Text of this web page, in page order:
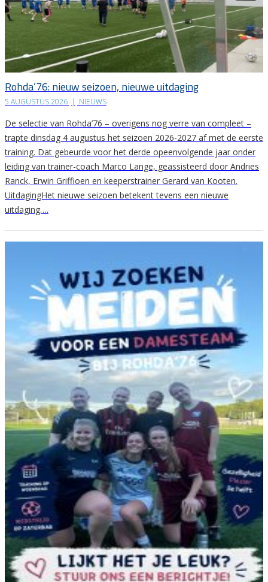
Rohda’76: nieuw seizoen, nieuwe uitdaging
5 AUGUSTUS 2026 NIEUWS
De selectie van Rohda’76 – overigens nog verre van compleet –
trapte dinsdag 4 augustus het seizoen 2026-2027 af met de eerste
training. Dat gebeurde voor het derde opeenvolgende jaar onder
leiding van trainer-coach Marco Lange, geassisteerd door Andries
Ranck, Erwin Griffioen en keeperstrainer Gerard van Kooten.
UitdagingHet nieuwe seizoen betekent tevens een nieuwe
uitdaging….